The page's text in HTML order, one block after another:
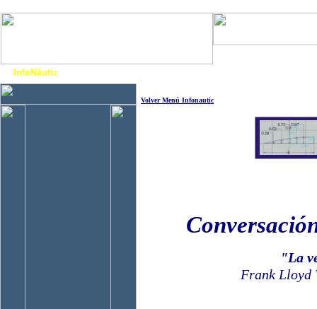
InfoNáutic
Volver Menú Infonautic
"La
Frank Lloyd